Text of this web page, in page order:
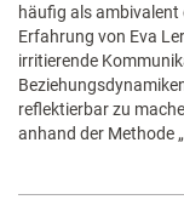
häufig als ambivalent
Erfahrung von Eva
irritierende
reflektierbar zu
anhand der Methode